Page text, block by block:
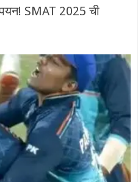
SMAT 2025 ची